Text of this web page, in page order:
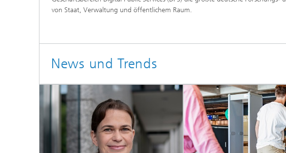
von Staat, Verwaltung und öffentlichem Raum.
News und Trends